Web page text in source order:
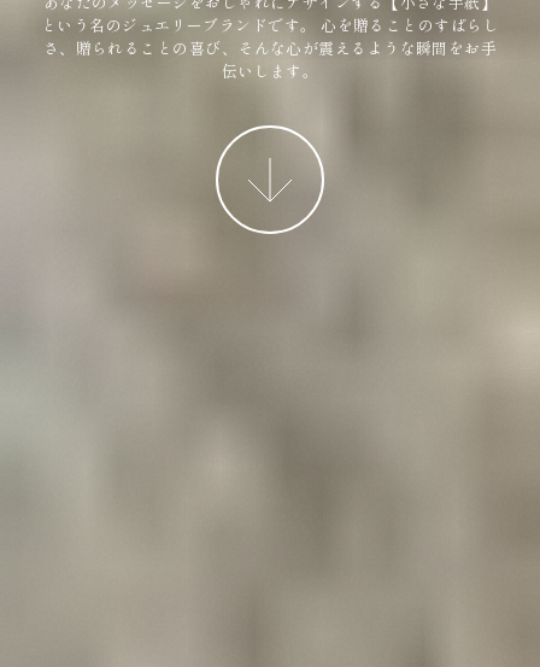
という名のジュエリーブランドです。
心を贈ることのすばらし
さ、贈られることの喜び、そんな心が震えるような瞬間をお手
伝いします。